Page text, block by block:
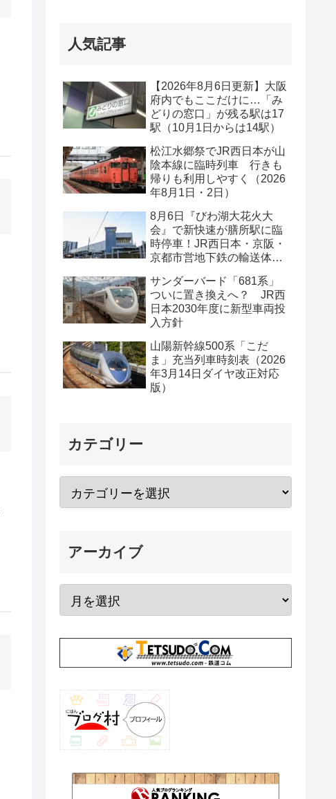
人気記事
【2026年8月6日更新】大阪
府内でもここだけに…「み
どりの窓口」が残る駅は17
駅（10月1日からは14駅）
松江水郷祭でJR西日本が山
陰本線に臨時列車 行きも
帰りも利用しやすく（2026
年8月1日・2日）
8月6日『びわ湖大花火大
会』で新快速が膳所駅に臨
時停車！JR西日本・京阪・
京都市営地下鉄の輸送体系
サンダーバード「681系」
ついに置き換えへ？ JR西
日本2030年度に新型車両投
入方針
山陽新幹線500系「こだ
ま」充当列車時刻表（2026
年3月14日ダイヤ改正対応
版）
カテゴリー
アーカイブ